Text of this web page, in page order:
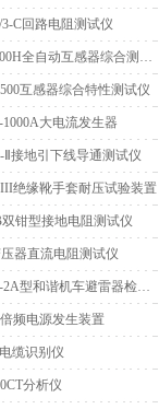
C回路电阻测试仪
HQ-2000H全自动互感器综合测试仪
互感器综合特性测试仪
大电流发生器
Ⅱ接地引下线导通测试仪
绝缘靴手套耐压试验装置
双钳型接地电阻测试仪
器直流电阻测试仪
WBLB-2A型和谐机车避雷器检测仪
频电源发生装置
缆识别仪
分析仪